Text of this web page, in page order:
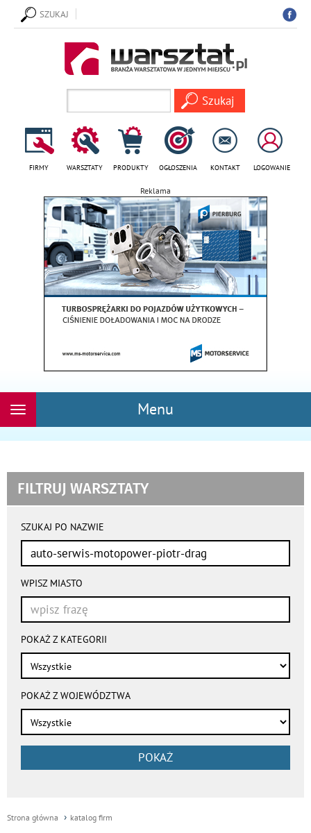
SZUKAJ
FIRMY WARSZTATY PRODUKTY OGŁOSZENIA KONTAKT LOGOWANIE
Reklama
Menu
Rozwiń
FILTRUJ WARSZTATY
wyszukiwania
automatycznie
SZUKAJ PO NAZWIE
WPISZ MIASTO
POKAŻ Z KATEGORII
POKAŻ Z WOJEWÓDZTWA
POKAŻ
Strona główna katalog firm